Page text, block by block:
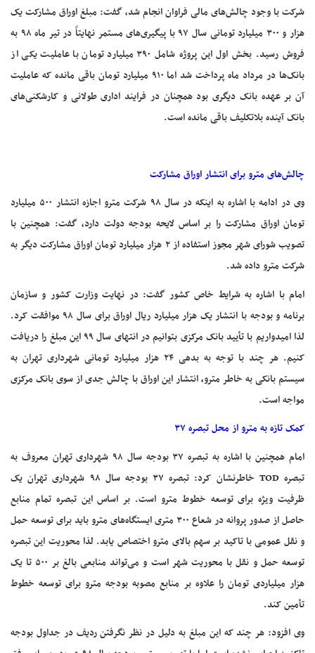
شرکت با وجود چالش‌های مالی فراوان انجام شد، گفت: مبلغ اوراق مشارکت یک
هزار و ۳۰۰ میلیارد تومانی سال ۹۷ با پیگیری‌های مستمر نهایتاً در تیر ماه ۹۸ به
فروش رسید. بخش اول این پروژه شامل ۳۹۰ میلیارد تومان با عاملیت یکی از
بانک‌ها در مرداد ماه پرداخت شد اما ۹۱۰ میلیارد تومان باقی مانده که عاملیت
آن بر عهده بانک دیگری بود همچنان در فرایند اداری طولانی و کارشکنی‌های
بانک آینده بلاتکلیف باقی مانده است.
چالش‌های مترو برای انتشار اوراق مشارکت
وی در ادامه با اشاره به اینکه در سال ۹۸ شرکت مترو اجازه انتشار ۵۰۰ میلیارد
تومان اوراق مشارکت را بر اساس لایحه بودجه دولت دارد، گفت: همچنین با
تصویب شورای شهر مجوز استفاده از ۲ هزار میلیارد تومان اوراق مشارکت دیگر به
شرکت مترو داده شد.
امام با اشاره به شرایط خاص کشور گفت: در نهایت وزارت کشور و سازمان
برنامه و بودجه با انتشار یک هزار میلیارد ریال اوراق برای سال ۹۸ موافقت کرد.
لذا امیدواریم با تأیید بانک مرکزی بتوانیم در انتهای سال ۹۹ این مبلغ را دریافت
کنیم. هر چند با توجه به بدهی ۲۴ هزار میلیارد تومانی شهرداری تهران به
سیستم بانکی به خاطر مترو، انتشار این اوراق با چالش جدی از سوی بانک مرکزی
مواجه است.
کمک تازه به مترو از محل تبصره ۳۷
امام همچنین با اشاره به تبصره ۳۷ بودجه سال ۹۸ شهرداری تهران معروف به
تبصره TOD خاطرنشان کرد: تبصره ۳۷ بودجه سال ۹۸ شهرداری تهران یک
ظرفیت ویژه برای توسعه خطوط مترو است. بر اساس این تبصره تمام منابع
حاصل از صدور پروانه در شعاع ۳۰۰ متری ایستگاه‌های مترو باید برای توسعه حمل
و نقل عمومی با تاکید بر سهم بالای مترو اختصاص یابد. لذا محوریت این تبصره
توسعه حمل و نقل با محوریت شهر است و می‌تواند منابعی بالغ بر ۵۰۰ تا یک
هزار میلیاردی تومان را علاوه بر منابع مصوبه بودجه مترو برای توسعه خطوط
تأمین کند.
وی افزود: هر چند که این مبلغ به دلیل در نظر نگرفتن ردیف در جداول بودجه